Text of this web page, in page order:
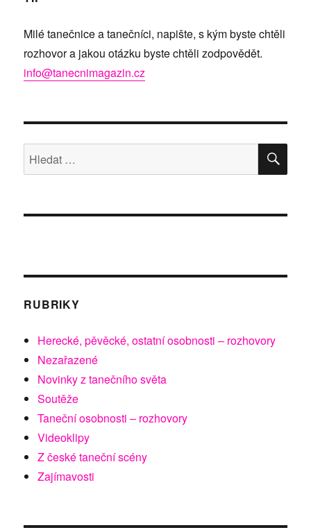
Milé tanečnice a tanečníci, napište, s kým byste chtěli
rozhovor a jakou otázku byste chtěli zodpovědět.
info@tanecnimagazin.cz
Hledat:
RUBRIKY
Herecké, pěvěcké, ostatní osobnosti – rozhovory
Nezařazené
Novinky z tanečního světa
Soutěže
Taneční osobnosti – rozhovory
Videoklipy
Z české taneční scény
Zajímavosti